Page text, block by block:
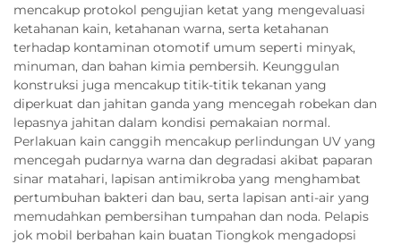
mencakup protokol pengujian ketat yang mengevaluasi
ketahanan kain, ketahanan warna, serta ketahanan
terhadap kontaminan otomotif umum seperti minyak,
minuman, dan bahan kimia pembersih. Keunggulan
konstruksi juga mencakup titik-titik tekanan yang
diperkuat dan jahitan ganda yang mencegah robekan dan
lepasnya jahitan dalam kondisi pemakaian normal.
Perlakuan kain canggih mencakup perlindungan UV yang
mencegah pudarnya warna dan degradasi akibat paparan
sinar matahari, lapisan antimikroba yang menghambat
pertumbuhan bakteri dan bau, serta lapisan anti-air yang
memudahkan pembersihan tumpahan dan noda. Pelapis
jok mobil berbahan kain buatan Tiongkok mengadopsi